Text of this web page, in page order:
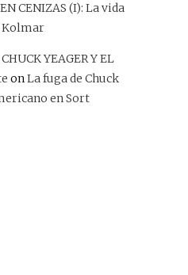
CENIZAS (I): La vida
Kolmar
YEAGER Y EL
onLa fuga de Chuck
en Sort